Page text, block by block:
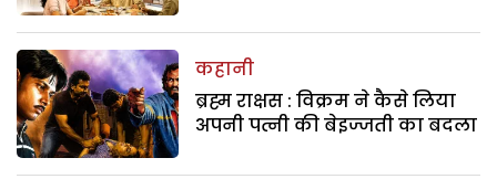
कहानी
ब्रह्म राक्षस : विक्रम ने कैसे लिया
अपनी पत्नी की बेइज्जती का बदला